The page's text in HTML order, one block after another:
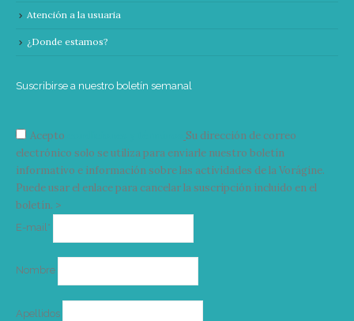
Atención a la usuaria
¿Donde estamos?
Suscribirse a nuestro boletín semanal
Acepto
Su dirección de correo
electrónico solo se utiliza para enviarle nuestro boletín
informativo e información sobre las actividades de la Vorágine.
Puede usar el enlace para cancelar la suscripción incluido en el
boletín. >
E-mail*
Nombre
Apellidos